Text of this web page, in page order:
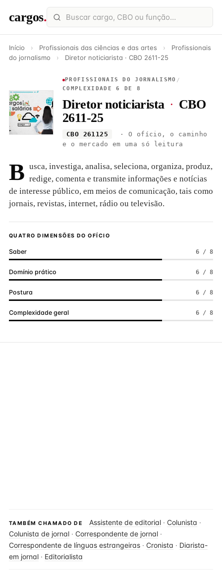
cargos.
Início › Profissionais das ciências e das artes ›
Profissionais
do jornalismo
› Diretor noticiarista · CBO 2611-25
PROFISSIONAIS DO JORNALISMO /
COMPLEXIDADE 6 DE 8
Diretor noticiarista · CBO
2611-25
CBO 261125
· O ofício, o caminho
e o mercado em uma só leitura
B usca, investiga, analisa, seleciona, organiza, produz,
redige, comenta e transmite informações e notícias
de interesse público, em meios de comunicação, tais como
jornais, revistas, internet, rádio ou televisão.
QUATRO DIMENSÕES DO OFÍCIO
Saber 6 / 8
Domínio prático 6 / 8
Postura 6 / 8
Complexidade geral 6 / 8
TAMBÉM CHAMADO DE Assistente de editorial · Colunista ·
Colunista de jornal · Correspondente de jornal ·
Correspondente de línguas estrangeiras · Cronista · Diarista-
em jornal · Editorialista